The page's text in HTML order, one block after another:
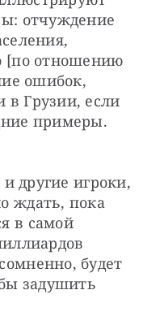
отчуждение
[по отношению
ошибок,
Грузии, если
примеры.
другие игроки,
ждать, пока
в самой
будет
задушить